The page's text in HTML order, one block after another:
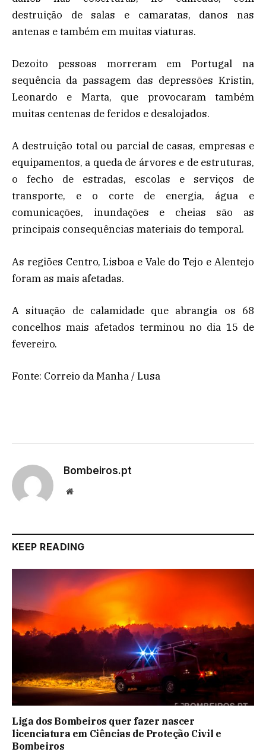
destruição de salas e camaratas, danos nas
antenas e também em muitas viaturas.
Dezoito pessoas morreram em Portugal na
sequência da passagem das depressões Kristin,
Leonardo e Marta, que provocaram também
muitas centenas de feridos e desalojados.
A destruição total ou parcial de casas, empresas e
equipamentos, a queda de árvores e de estruturas,
o fecho de estradas, escolas e serviços de
transporte, e o corte de energia, água e
comunicações, inundações e cheias são as
principais consequências materiais do temporal.
As regiões Centro, Lisboa e Vale do Tejo e Alentejo
foram as mais afetadas.
A situação de calamidade que abrangia os 68
concelhos mais afetados terminou no dia 15 de
fevereiro.
Fonte: Correio da Manha / Lusa
Bombeiros.pt
Website
KEEP READING
Liga dos Bombeiros quer fazer nascer
licenciatura em Ciências de Proteção Civil e
Bombeiros